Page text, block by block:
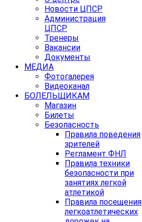
Новости ЦПСР
Администрация
ЦПСР
Тренеры
Вакансии
Документы
МЕДИА
Фотогалерея
Видеоканал
БОЛЕЛЬЩИКАМ
Магазин
Билеты
Безопасность
Правила поведения
зрителей
Регламент ФНЛ
Правила техники
безопасности при
занятиях легкой
атлетикой
Правила посещения
легкоатлетических